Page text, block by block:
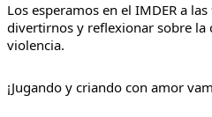
Los esperamos en el IMDER a
divertirnos y reflexionar sobre la
violencia.
¡Jugando y criando con amor